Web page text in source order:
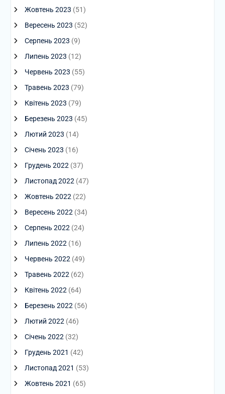
Жовтень 2023 (51)
Вересень 2023 (52)
Серпень 2023 (9)
Липень 2023 (12)
Червень 2023 (55)
Травень 2023 (79)
Квітень 2023 (79)
Березень 2023 (45)
Лютий 2023 (14)
Січень 2023 (16)
Грудень 2022 (37)
Листопад 2022 (47)
Жовтень 2022 (22)
Вересень 2022 (34)
Серпень 2022 (24)
Липень 2022 (16)
Червень 2022 (49)
Травень 2022 (62)
Квітень 2022 (64)
Березень 2022 (56)
Лютий 2022 (46)
Січень 2022 (32)
Грудень 2021 (42)
Листопад 2021 (53)
Жовтень 2021 (65)